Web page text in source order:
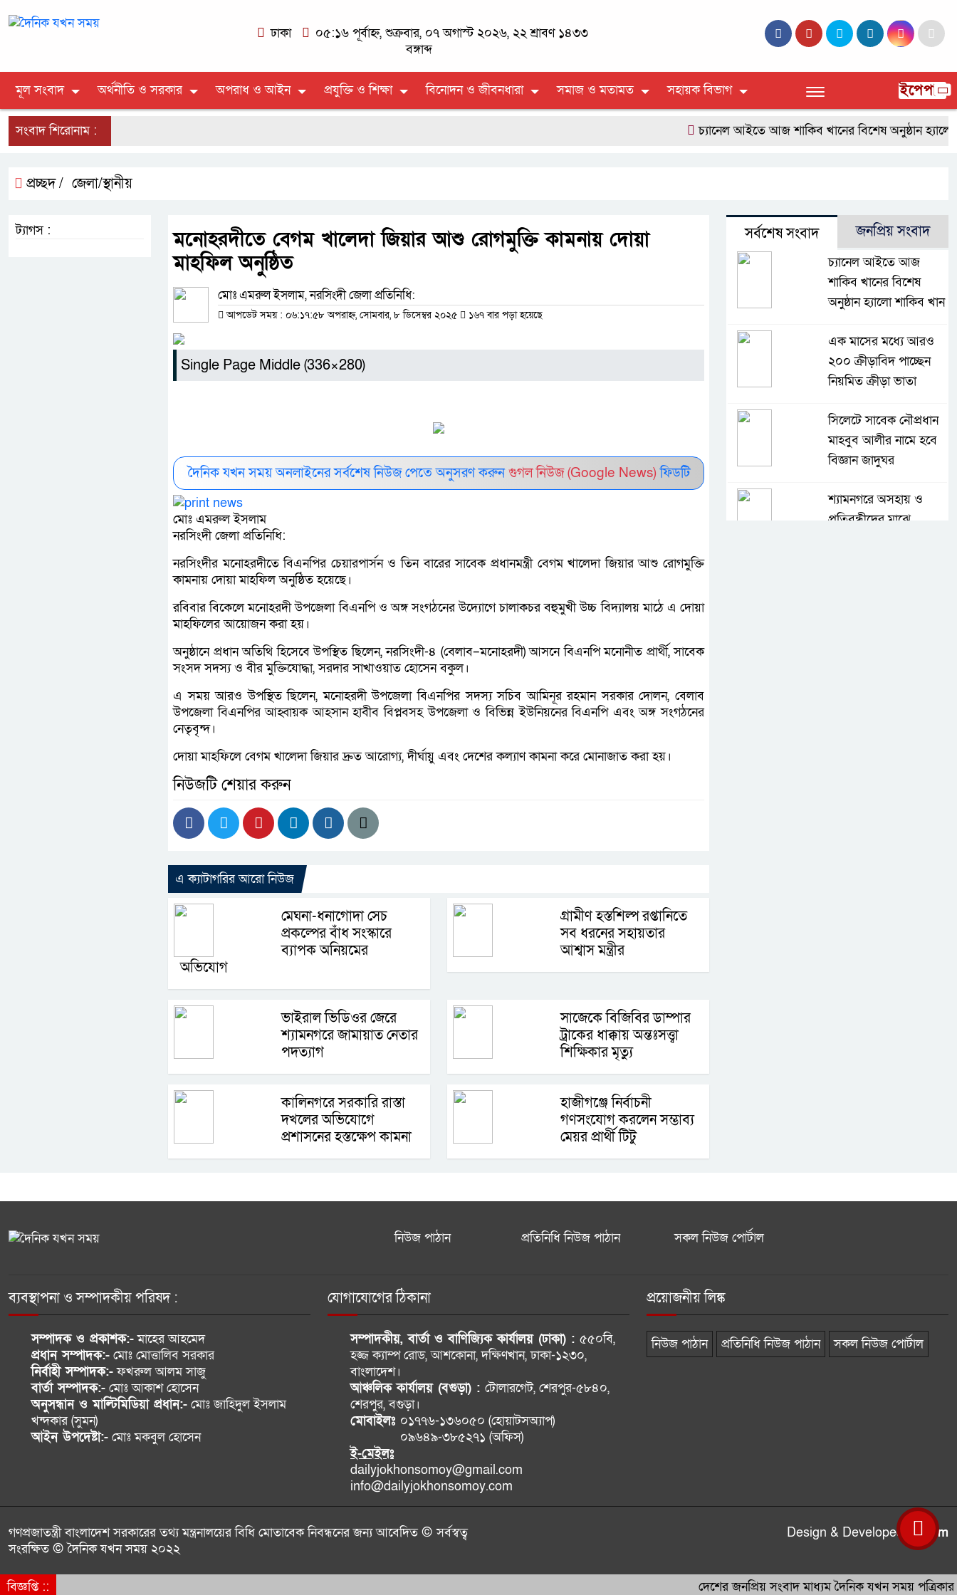
ঢাকা
০৫:১৬ পূর্বাহ্ন, শুক্রবার, ০৭ অগাস্ট ২০২৬, ২২ শ্রাবণ ১৪৩৩
বঙ্গাব্দ
মূল সংবাদ অর্থনীতি ও সরকার অপরাধ ও আইন প্রযুক্তি ও শিক্ষা বিনোদন ও জীবনধারা সমাজ ও মতামত সহায়ক বিভাগ ইপেপার
সংবাদ শিরোনাম : চ্যানেল আইতে আজ শাকিব খানের বিশেষ অনুষ্ঠান হ্যালো
প্রচ্ছদ / জেলা/স্থানীয়
মনোহরদীতে বেগম খালেদা জিয়ার আশু রোগমুক্তি কামনায় দোয়া
মাহফিল অনুষ্ঠিত
মোঃ এমরুল ইসলাম, নরসিংদী জেলা প্রতিনিধি:
আপডেট সময় : ০৬:১৭:৫৮ অপরাহ্ন, সোমবার, ৮ ডিসেম্বর ২০২৫ ১৬৭ বার পড়া হয়েছে
Single Page Middle (336×280)
দৈনিক যখন সময় অনলাইনের সর্বশেষ নিউজ পেতে অনুসরণ করুনগুগল নিউজ (Google News) ফিডটি
মোঃ এমরুল ইসলাম
নরসিংদী জেলা প্রতিনিধি:
নরসিংদীর মনোহরদীতে বিএনপির চেয়ারপার্সন ও তিন বারের সাবেক প্রধানমন্ত্রী বেগম খালেদা জিয়ার আশু রোগমুক্তি
কামনায় দোয়া মাহফিল অনুষ্ঠিত হয়েছে।
রবিবার বিকেলে মনোহরদী উপজেলা বিএনপি ও অঙ্গ সংগঠনের উদ্যোগে চালাকচর বহুমুখী উচ্চ বিদ্যালয় মাঠে এ দোয়া
মাহফিলের আয়োজন করা হয়।
অনুষ্ঠানে প্রধান অতিথি হিসেবে উপস্থিত ছিলেন, নরসিংদী-৪ (বেলাব–মনোহরদী) আসনে বিএনপি মনোনীত প্রার্থী, সাবেক
সংসদ সদস্য ও বীর মুক্তিযোদ্ধা, সরদার সাখাওয়াত হোসেন বকুল।
এ সময় আরও উপস্থিত ছিলেন, মনোহরদী উপজেলা বিএনপির সদস্য সচিব আমিনূর রহমান সরকার দোলন, বেলাব
উপজেলা বিএনপির আহ্বায়ক আহসান হাবীব বিপ্লবসহ উপজেলা ও বিভিন্ন ইউনিয়নের বিএনপি এবং অঙ্গ সংগঠনের
নেতৃবৃন্দ।
দোয়া মাহফিলে বেগম খালেদা জিয়ার দ্রুত আরোগ্য, দীর্ঘায়ু এবং দেশের কল্যাণ কামনা করে মোনাজাত করা হয়।
নিউজটি শেয়ার করুন
এ ক্যাটাগরির আরো নিউজ
মেঘনা-ধনাগোদা সেচ
প্রকল্পের বাঁধ সংস্কারে
ব্যাপক অনিয়মের
অভিযোগ
গ্রামীণ হস্তশিল্প রপ্তানিতে
সব ধরনের সহায়তার
আশ্বাস মন্ত্রীর
ভাইরাল ভিডিওর জেরে
শ্যামনগরে জামায়াত নেতার
পদত্যাগ
সাজেকে বিজিবির ডাম্পার
ট্রাকের ধাক্কায় অন্তঃসত্ত্বা
শিক্ষিকার মৃত্যু
কালিনগরে সরকারি রাস্তা
দখলের অভিযোগে
প্রশাসনের হস্তক্ষেপ কামনা
হাজীগঞ্জে নির্বাচনী
গণসংযোগ করলেন সম্ভাব্য
মেয়র প্রার্থী টিটু
ট্যাগস : সর্বশেষ সংবাদ জনপ্রিয় সংবাদ
চ্যানেল আইতে আজ
শাকিব খানের বিশেষ
অনুষ্ঠান হ্যালো শাকিব খান
এক মাসের মধ্যে আরও
২০০ ক্রীড়াবিদ পাচ্ছেন
নিয়মিত ক্রীড়া ভাতা
সিলেটে সাবেক নৌপ্রধান
মাহবুব আলীর নামে হবে
বিজ্ঞান জাদুঘর
শ্যামনগরে অসহায় ও
প্রতিবন্ধীদের মাঝে
নিউজ পাঠান প্রতিনিধি নিউজ পাঠান সকল নিউজ পোর্টাল
ব্যবস্থাপনা ও সম্পাদকীয় পরিষদ :
সম্পাদক ও প্রকাশক:-মাহের আহমেদ
প্রধান সম্পাদক:- মোঃ মোত্তালিব সরকার
নির্বাহী সম্পাদক:-ফখরুল আলম সাজু
বার্তা সম্পাদক:- মোঃ আকাশ হোসেন
অনুসন্ধান ও মাল্টিমিডিয়া প্রধান:- মোঃ জাহিদুল ইসলাম
খন্দকার (সুমন)
আইন উপদেষ্টা:- মোঃ মকবুল হোসেন
যোগাযোগের ঠিকানা
সম্পাদকীয়, বার্তা ও বাণিজ্যিক কার্যালয় (ঢাকা) : ৫৫০বি,
হজ্জ ক্যাম্প রোড, আশকোনা, দক্ষিণখান, ঢাকা-১২৩০,
বাংলাদেশ।
আঞ্চলিক কার্যালয় (বগুড়া) : টোলারগেট, শেরপুর-৫৮৪০,
শেরপুর, বগুড়া।
মোবাইলঃ ০১৭৭৬-১৩৬০৫০ (হোয়াটসঅ্যাপ)
০৯৬৪৯-৩৮৫২৭১ (অফিস)
ই-মেইলঃ
dailyjokhonsomoy@gmail.com
info@dailyjokhonsomoy.com
প্রয়োজনীয় লিঙ্ক
নিউজ পাঠান প্রতিনিধি নিউজ পাঠান সকল নিউজ পোর্টাল
গণপ্রজাতন্ত্রী বাংলাদেশ সরকারের তথ্য মন্ত্রনালয়ের বিধি মোতাবেক নিবন্ধনের জন্য আবেদিত © সর্বস্বত্ব
সংরক্ষিত © দৈনিক যখন সময় ২০২২
Design & Developed by mim
বিজ্ঞপ্তি :: দেশের জনপ্রিয় সংবাদ মাধ্যম দৈনিক যখন সময়